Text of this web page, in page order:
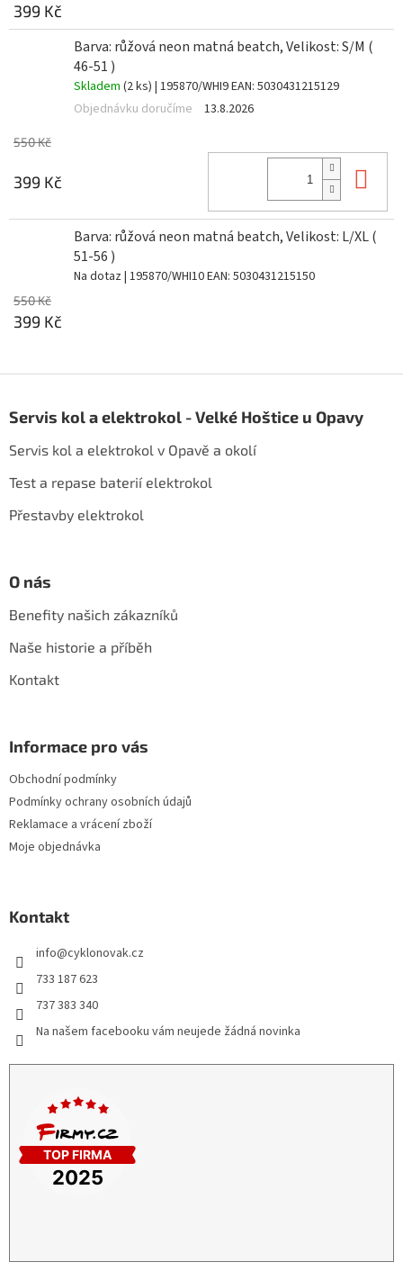
399 Kč
Barva: růžová neon matná beatch, Velikost: S/M (
46-51 )
Skladem (2 ks) | 195870/WHI9EAN: 5030431215129
Objednávku doručíme
13.8.2026
550 Kč
399 Kč
Barva: růžová neon matná beatch, Velikost: L/XL (
51-56 )
Na dotaz| 195870/WHI10EAN: 5030431215150
550 Kč
399 Kč
pServis kol a elektrokol - Velké Hoštice u Opavy
Servis kol a elektrokol v Opavě a okolí
Test a repase baterií elektrokol
Přestavby elektrokol
O nás
Benefity našich zákazníků
Naše historie a příběh
Kontakt
Informace pro vás
Obchodní podmínky
Podmínky ochrany osobních údajů
Reklamace a vrácení zboží
Moje objednávka
Kontakt
info@cyklonovak.cz
733 187 623
737 383 340
Na našem facebooku vám neujede žádná novinka